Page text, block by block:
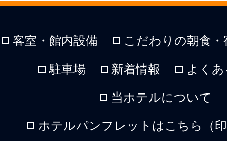
客室・館内設備 こだわりの朝食
駐車場 新着情報 よく
当ホテルについて
ホテルパンフレットはこちら（